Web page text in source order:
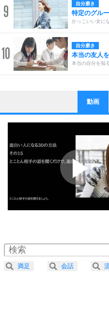
9 自分磨き
特定のグル
かっこいい女に
10 自分磨き
本当の友人
本当の自分を知
1
ストレス対策
他人と比べ
いっそのこ
いらいらしない
プラス思考
ポジティブ
ポジティブ思考
ストレス対策
人生、なん
気楽に生きる30
4 器の大きい
プラス思考
動画
2.0倍速 （378KB 1分
2.5倍速 （303KB 1分17
3.0倍速 （252KB 1分4
満足 会話